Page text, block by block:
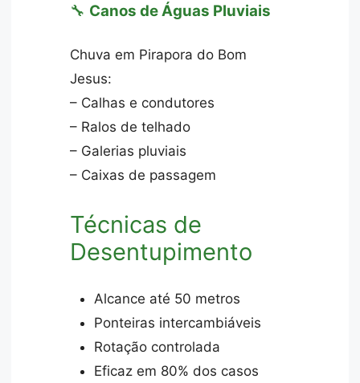
🔧 Canos de Águas Pluviais
Chuva em Pirapora do Bom
Jesus:
– Calhas e condutores
– Ralos de telhado
– Galerias pluviais
– Caixas de passagem
Técnicas de
Desentupimento
Alcance até 50 metros
Ponteiras intercambiáveis
Rotação controlada
Eficaz em 80% dos casos